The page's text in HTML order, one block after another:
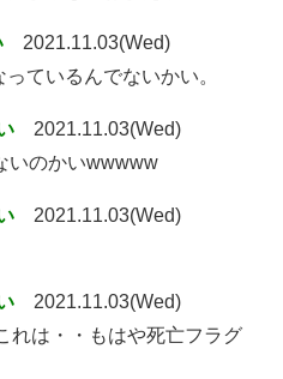
2021.11.03(Wed)
ているんでないかい。
2021.11.03(Wed)
いのかいwwwww
2021.11.03(Wed)
2021.11.03(Wed)
れは・・もはや死亡フラグ